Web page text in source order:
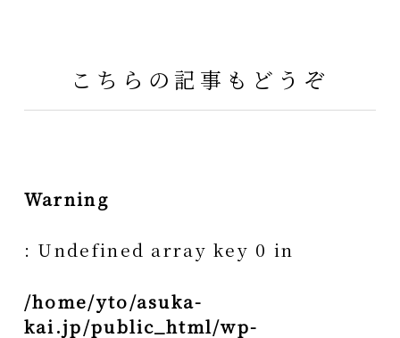
こちらの記事もどうぞ
Warning
: Undefined array key 0 in
/home/yto/asuka-
kai.jp/public_html/wp-